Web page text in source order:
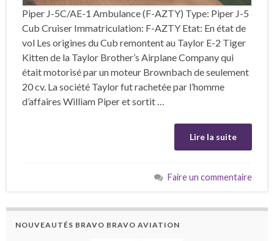
Piper J-5C/AE-1 Ambulance (F-AZTY) Type: Piper J-5
Cub Cruiser Immatriculation: F-AZTY Etat: En état de
vol Les origines du Cub remontent au Taylor E-2 Tiger
Kitten de la Taylor Brother’s Airplane Company qui
était motorisé par un moteur Brownbach de seulement
20 cv. La société Taylor fut rachetée par l’homme
d’affaires William Piper et sortit …
Lire la suite
Faire un commentaire
NOUVEAUTÉS BRAVO BRAVO AVIATION